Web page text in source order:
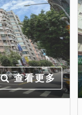
查看更多